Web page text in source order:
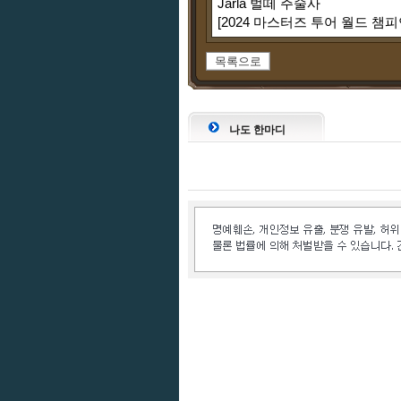
Jarla 벌떼 주술사
[2024 마스터즈 투어 월드 챔
목록으로
나도 한마디